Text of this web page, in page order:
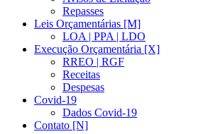
Repasses
Leis Orçamentárias [M]
LOA | PPA | LDO
Execução Orçamentária [X]
RREO | RGF
Receitas
Despesas
Covid-19
Dados Covid-19
Contato [N]